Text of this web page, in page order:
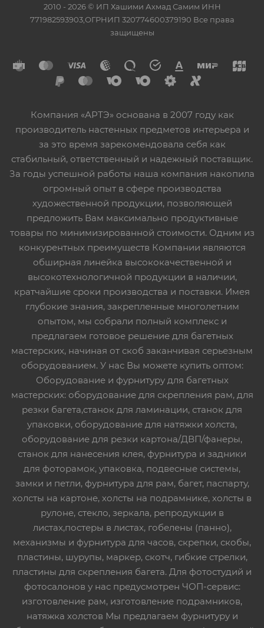
2010 - 2026 © ИП Хашими Ахмад Самим ИНН
771982593903,ОГРНИП 320774600379190 Все права
защищены
Компания «АРТЭ» основана в 2007 году как
производитель настенных предметов интерьера и
за это время зарекомендовала себя как
стабильный, ответственный и надежный поставщик.
За годы успешной работы наша компания накопила
огромный опыт в сфере производства
художественной продукции, позволяющей
предложить Вам максимально продуктивные
товары по минимизированной стоимости. Одним из
конкурентных преимуществ Компании являются
обширная линейка высококачественной и
высокотехнологичной продукции в наличии,
кратчайшие сроки производства и поставки. Имея
глубокие знания, закрепленные многолетним
опытом, мы собрали полный комплекс и
предлагаем готовое решение для багетных
мастерских, начиная от скоб заканчивая серьезным
оборудованием. У нас Вы можете купить оптом:
Оборудование и фурнитуру для багетных
мастерских: оборудование для скрепления рам, для
резки багета,станок для ламинации, станок для
упаковки, оборудование для натяжки холста,
оборудование для резки картона/ДВП/фанеры,
станок для нанесения клея, фурнитура и задники
для фоторамок, упаковка, подвесные системы,
замки и петли, фурнитура для рам, багет, паспарту,
холсты на картоне, холсты на подрамнике, холсты в
рулоне, стекло, зеркала, репродукции в
листах,постеры в листах, гобелены (панно),
механизмы и фурнитура для часов, скрепки, скобы,
пластины, шурупы, маркер, скотч, гибкие стрелки,
пластины для скрепления багета. Для фотостудий и
фотосалонов у нас предусмотрен ЧОП-сервис:
изготовление рам, изготовление подрамников,
натяжка холстов Мы предлагаем фурнитуру и